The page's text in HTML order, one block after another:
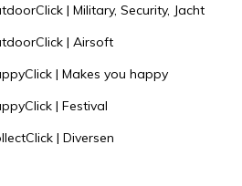
| Military, Security, Jacht
| Airsoft
| Makes you happy
| Festival
| Diversen